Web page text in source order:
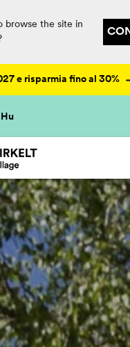
browse the site in
e risparmia fino al 30%